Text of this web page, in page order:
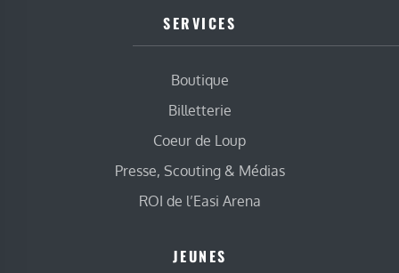
SERVICES
Boutique
Billetterie
Coeur de Loup
Presse, Scouting & Médias
ROI de l’Easi Arena
JEUNES